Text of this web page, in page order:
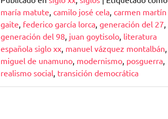
una
Época
de
Cambios
maría matute, camilo josé cela, carmen martín
gaite, federico garcía lorca, generación del 27,
generación del 98, juan goytisolo, literatura
española siglo xx, manuel vázquez montalbán,
miguel de unamuno, modernismo, posguerra,
realismo social, transición democrática